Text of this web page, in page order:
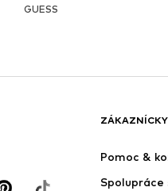
GUESS
Pomoc &